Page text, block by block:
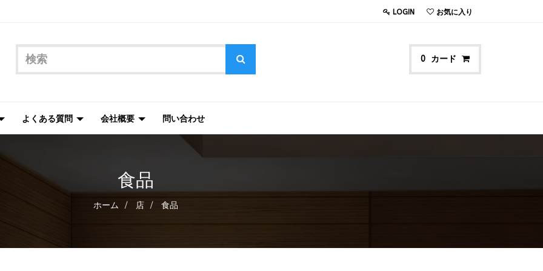
LOGIN お気に入り
0 カード
よくある質問 会社概要 問い合わせ
食品
ホーム 店 食品